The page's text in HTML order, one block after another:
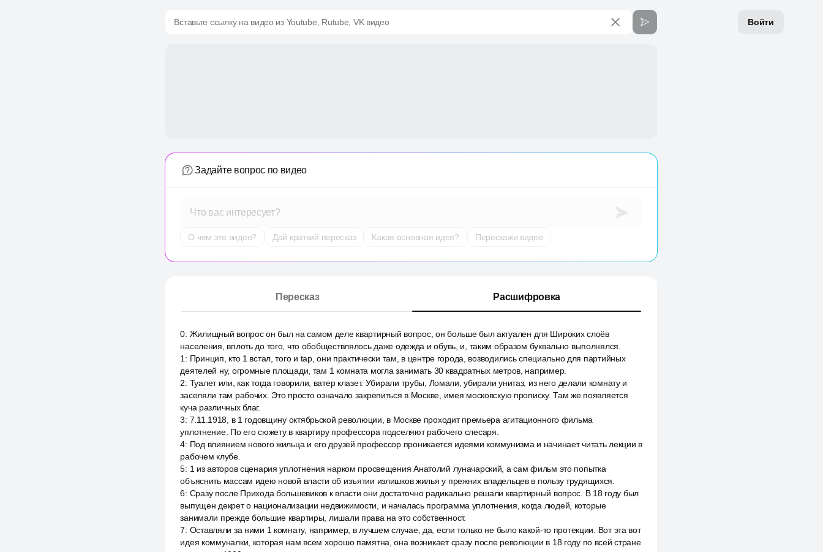
Войти
Вставьте ссылку на видео из Youtube, Rutube, VK видео
Задайте вопрос по видео
Что вас интересует?
О чем это видео? Дай краткий пересказ Какая основная идея? Перескажи видео
Пересказ Расшифровка
0: Жилищный вопрос он был на самом деле квартирный вопрос, он больше был актуален для Широких слоёв
населения, вплоть до того, что обобществлялось даже одежда и обувь, и, таким образом буквально выполнялся.
1 : Принцип, кто 1 встал, того и tap, они практически там, в центре города, возводились специально для партийных
деятелей ну, огромные площади, там 1 комната могла занимать 30 квадратных метров, например.
2: Туалет или, как тогда говорили, ватер клазет. Убирали трубы, Ломали, убирали унитаз, из него делали комнату и
заселяли там рабочих. Это просто означало закрепиться в Москве, имея московскую прописку. Там же появляется
куча различных благ.
3: 7.11.1918, в 1 годовщину октябрьской революции, в Москве проходит премьера агитационного фильма
уплотнение. По его сюжету в квартиру профессора подселяют рабочего слесаря.
4: Под влиянием нового жильца и его друзей профессор проникается идеями коммунизма и начинает читать лекции в
рабочем клубе.
5: 1 из авторов сценария уплотнения нарком просвещения Анатолий луначарский, а сам фильм это попытка
объяснить массам идею новой власти об изъятии излишков жилья у прежних владельцев в пользу трудящихся.
6: Сразу после Прихода большевиков к власти они достаточно радикально решали квартирный вопрос. В 18 году был
выпущен декрет о национализации недвижимости, и началась программа уплотнения, когда людей, которые
занимали прежде большие квартиры, лишали права на это собственност.
7: Оставляли за ними 1 комнату, например, в лучшем случае, да, если только не было какой-то протекции. Вот эта вот
идея коммуналки, которая нам всем хорошо памятна, она возникает сразу после революции в 18 году по всей стране